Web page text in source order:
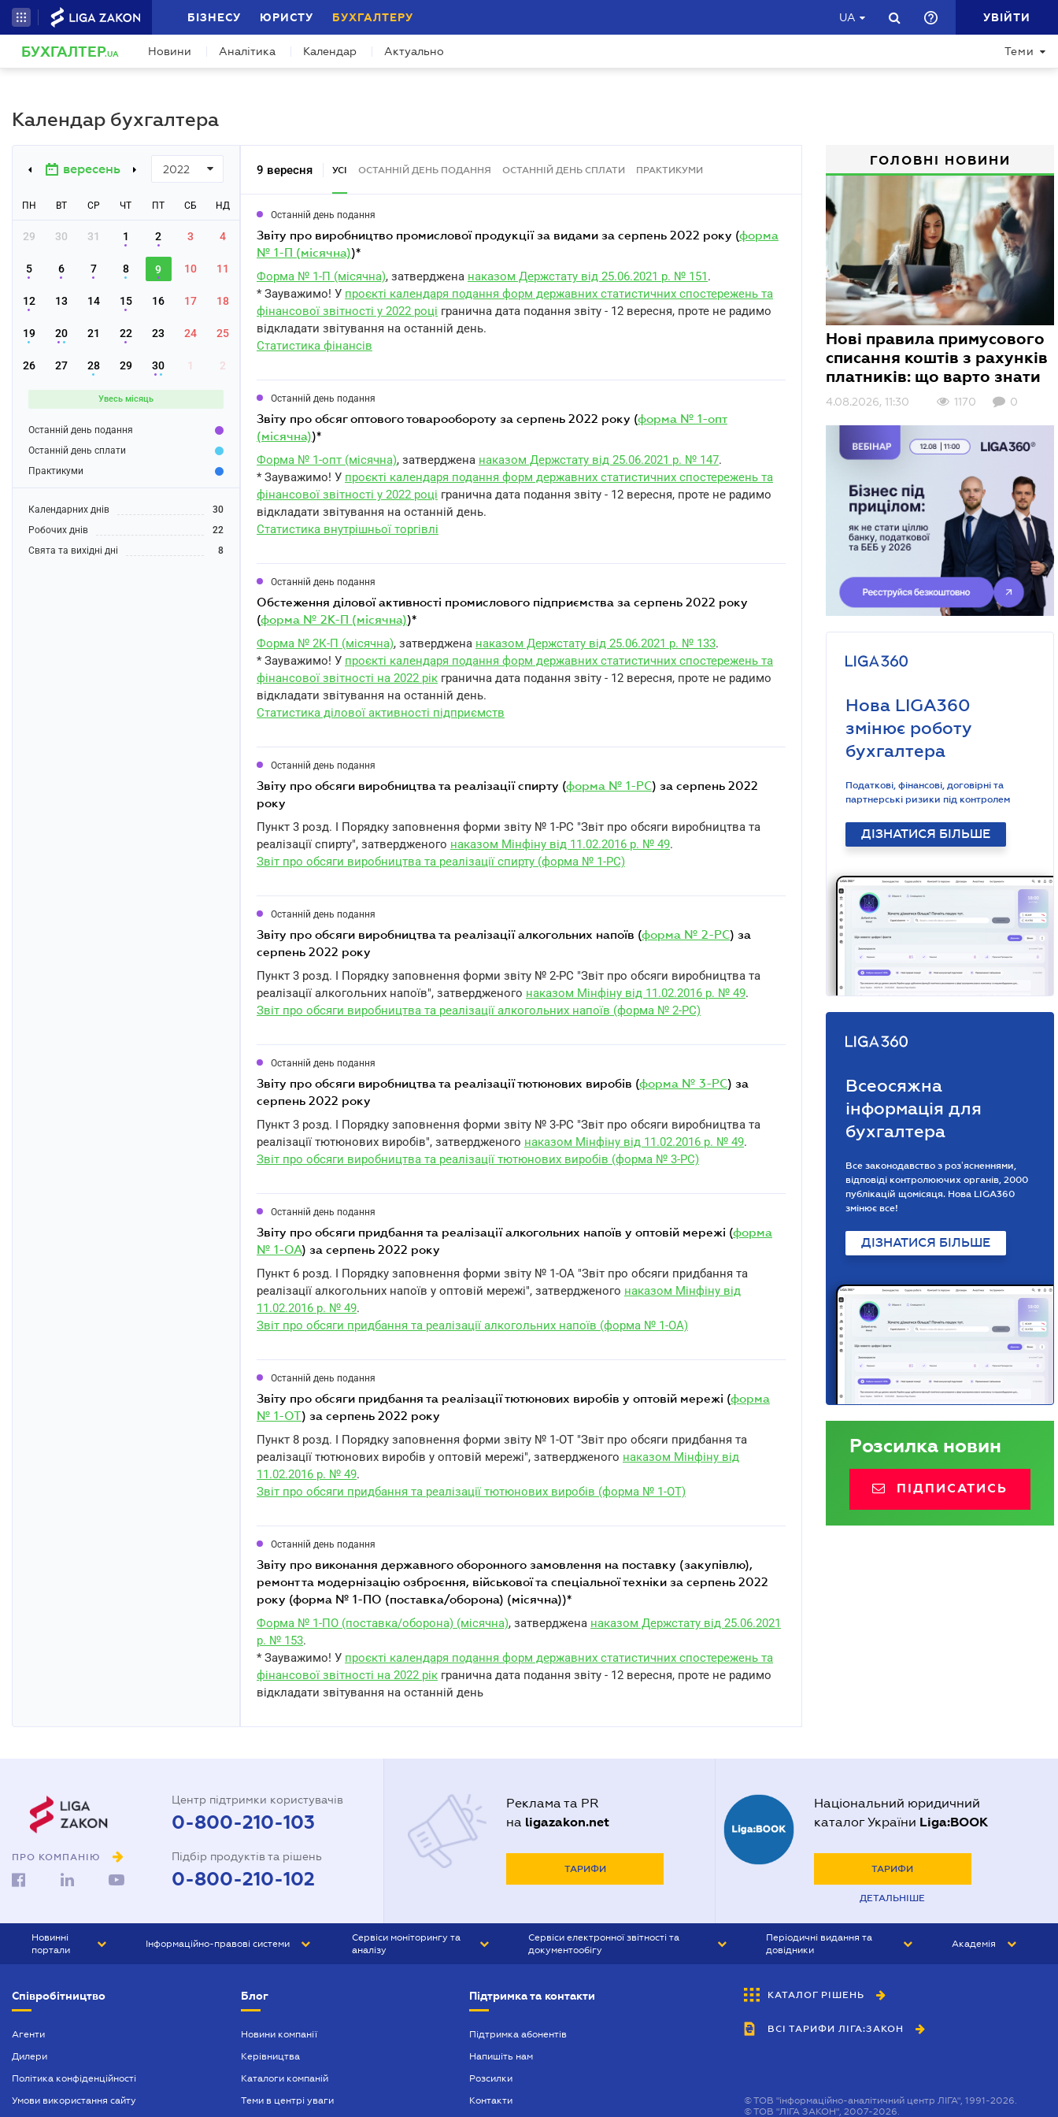
БІЗНЕСУ ЮРИСТУ БУХГАЛТЕРУ UA УВІЙТИ
БУХГАЛТЕР.UA Новини Аналітика Календар Актуально Теми
Календар бухгалтера
вересень 2022
ПН ВТ СР ЧТ ПТ СБ НД
29 30 31 1 2 3 4
5 6 7 8 9 10 11
12 13 14 15 16 17 18
19 20 21 22 23 24 25
26 27 28 29 30 1 2
Увесь місяць
Останній день подання
Останній день сплати
Практикуми
Календарних днів
30
Робочих днів
22
Свята та вихідні дні
8
9 вересня УСІ ОСТАННІЙ ДЕНЬ ПОДАННЯ ОСТАННІЙ ДЕНЬ СПЛАТИ ПРАКТИКУМИ
Останній день подання
звіту про виробництво промислової продукції за видами за серпень 2022 року (форма
№ 1-П (місячна))*
Форма № 1-П (місячна), затверджена наказом Держстату від 25.06.2021 р. № 151.
* Зауважимо! У проєкті календаря подання форм державних статистичних спостережень та
фінансової звітності у 2022 році гранична дата подання звіту - 12 вересня, проте не радимо
відкладати звітування на останній день.
Статистика фінансів
Останній день подання
звіту про обсяг оптового товарообороту за серпень 2022 року (форма № 1-опт
(місячна))*
Форма № 1-опт (місячна), затверджена наказом Держстату від 25.06.2021 р. № 147.
* Зауважимо! У проєкті календаря подання форм державних статистичних спостережень та
фінансової звітності у 2022 році гранична дата подання звіту - 12 вересня, проте не радимо
відкладати звітування на останній день.
Статистика внутрішньої торгівлі
Останній день подання
обстеження ділової активності промислового підприємства за серпень 2022 року
(форма № 2К-П (місячна))*
Форма № 2К-П (місячна), затверджена наказом Держстату від 25.06.2021 р. № 133.
* Зауважимо! У проєкті календаря подання форм державних статистичних спостережень та
фінансової звітності на 2022 рік гранична дата подання звіту - 12 вересня, проте не радимо
відкладати звітування на останній день.
Статистика ділової активності підприємств
Останній день подання
звіту про обсяги виробництва та реалізації спирту (форма № 1-РС) за серпень 2022
року
Пункт 3 розд. I Порядку заповнення форми звіту № 1-РС "Звіт про обсяги виробництва та
реалізації спирту", затвердженого наказом Мінфіну від 11.02.2016 р. № 49.
Звіт про обсяги виробництва та реалізації спирту (форма № 1-РС)
Останній день подання
звіту про обсяги виробництва та реалізації алкогольних напоїв (форма № 2-РС) за
серпень 2022 року
Пункт 3 розд. I Порядку заповнення форми звіту № 2-РС "Звіт про обсяги виробництва та
реалізації алкогольних напоїв", затвердженого наказом Мінфіну від 11.02.2016 р. № 49.
Звіт про обсяги виробництва та реалізації алкогольних напоїв (форма № 2-РС)
Останній день подання
звіту про обсяги виробництва та реалізації тютюнових виробів (форма № 3-РС) за
серпень 2022 року
Пункт 3 розд. I Порядку заповнення форми звіту № 3-РС "Звіт про обсяги виробництва та
реалізації тютюнових виробів", затвердженого наказом Мінфіну від 11.02.2016 р. № 49.
Звіт про обсяги виробництва та реалізації тютюнових виробів (форма № 3-РС)
Останній день подання
звіту про обсяги придбання та реалізації алкогольних напоїв у оптовій мережі (форма
№ 1-ОА) за серпень 2022 року
Пункт 6 розд. I Порядку заповнення форми звіту № 1-ОА "Звіт про обсяги придбання та
реалізації алкогольних напоїв у оптовій мережі", затвердженого наказом Мінфіну від
11.02.2016 р. № 49.
Звіт про обсяги придбання та реалізації алкогольних напоїв (форма № 1-ОА)
Останній день подання
звіту про обсяги придбання та реалізації тютюнових виробів у оптовій мережі (форма
№ 1-ОТ) за серпень 2022 року
Пункт 8 розд. I Порядку заповнення форми звіту № 1-ОТ "Звіт про обсяги придбання та
реалізації тютюнових виробів у оптовій мережі", затвердженого наказом Мінфіну від
11.02.2016 р. № 49.
Звіт про обсяги придбання та реалізації тютюнових виробів (форма № 1-ОТ)
Останній день подання
звіту про виконання державного оборонного замовлення на поставку (закупівлю),
ремонт та модернізацію озброєння, військової та спеціальної техніки за серпень 2022
року (форма № 1-ПО (поставка/оборона) (місячна))*
Форма № 1-ПО (поставка/оборона) (місячна), затверджена наказом Держстату від 25.06.2021
р. № 153.
* Зауважимо! У проєкті календаря подання форм державних статистичних спостережень та
фінансової звітності на 2022 рік гранична дата подання звіту - 12 вересня, проте не радимо
відкладати звітування на останній день
ГОЛОВНІ НОВИНИ
Нові правила примусового
списання коштів з рахунків
платників: що варто знати
4.08.2026, 11:30 1170 0
Нова LIGA360
змінює роботу
бухгалтера
Податкові, фінансові, договірні та
партнерські ризики під контролем
ДІЗНАТИСЯ БІЛЬШЕ
Всеосяжна
інформація для
бухгалтера
Все законодавство з розʼясненнями,
відповіді контролюючих органів, 2000
публікацій щомісяця. Нова LIGA360
змінює все!
ДІЗНАТИСЯ БІЛЬШЕ
Розсилка новин
ПІДПИСАТИСЬ
ПРО КОМПАНІЮ
Центр підтримки користувачів
0-800-210-103
Підбір продуктів та рішень
0-800-210-102
Реклама та PR
на ligazakon.net
ТАРИФИ
Національний юридичний
каталог України Liga:BOOK
ТАРИФИ
ДЕТАЛЬНІШЕ
Новинні
портали
БІЗНЕС
Інформаційно-правові системи
БУХГАЛТЕР ПРОФ
Сервіси моніторингу та
аналізу
Сервіси електронної звітності та
документообігу
Періодичні видання та
довідники
БУХГАЛТЕР&ЗАКОН
ВІСНИК МСФЗ
Академія
Співробітництво
Агенти
Дилери
Політика конфіденційності
Умови використання сайту
Блог
Новини компанії
Керівництва
Каталоги компаній
Теми в центрі уваги
Підтримка та контакти
Підтримка абонентів
Напишіть нам
Розсилки
Контакти
КАТАЛОГ РІШЕНЬ
ВСІ ТАРИФИ ЛІГА:ЗАКОН
©ТОВ "інформаційно-аналітичний центр ЛІГА", 1991-2026.
©ТОВ "ЛІГА ЗАКОН", 2007-2026.